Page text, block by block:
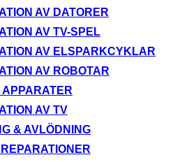
AV DATORER
AV TV-SPEL
AV ELSPARKCYKLAR
AV ROBOTAR
AV TV
& AVLÖDNING